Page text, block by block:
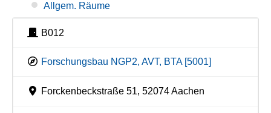
Allgem. Räume
B012
Forschungsbau NGP2, AVT, BTA [5001]
Forckenbeckstraße 51, 52074 Aachen